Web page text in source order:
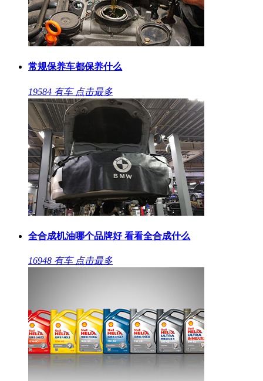
常规保养车都保养什么
19584 有车 点击最多
全合成机油哪个品牌好 看看全合成什么
16948 有车 点击最多